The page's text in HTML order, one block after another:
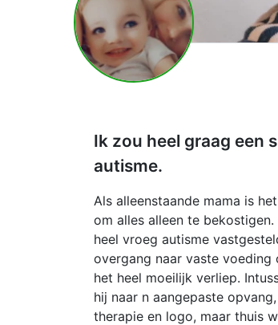
Ik zou heel graag een
autisme.
Als alleenstaande mama is
om alles alleen te bekostigen.
heel vroeg autisme
overgang naar vaste voeding
het heel moeilijk verliep.
hij naar n aangepaste
therapie en logo, maar thuis